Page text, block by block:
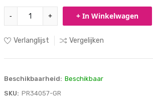
- + + In Winkelwagen
Verlanglijst Vergelijken
Beschikbaarheid: Beschikbaar
SKU: PR34057-GR